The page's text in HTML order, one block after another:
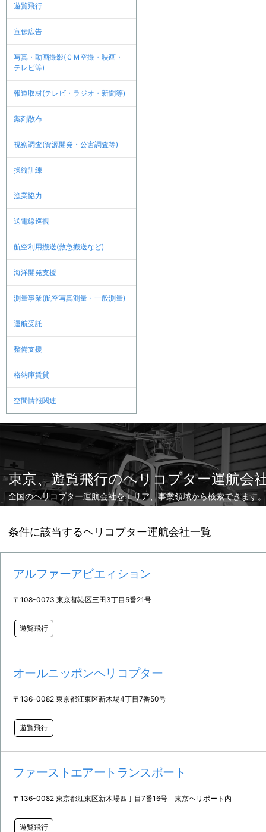
遊覧飛行
宣伝広告
写真・動画撮影(ＣＭ空撮・映画・
テレビ等)
報道取材(テレビ・ラジオ・新聞等)
薬剤散布
視察調査(資源開発・公害調査等)
操縦訓練
漁業協力
送電線巡視
航空利用搬送(救急搬送など)
海洋開発支援
測量事業(航空写真測量・一般測量)
運航受託
整備支援
格納庫賃貸
空間情報関連
東京、遊覧飛行のヘリコプター運航会
全国のヘリコプター運航会社をエリア、事業領域から検索できます。
条件に該当するヘリコプター運航会社一覧
アルファーアビエィション
〒108-0073 東京都港区三田3丁目5番21号
遊覧飛行
オールニッポンヘリコプター
〒136-0082 東京都江東区新木場4丁目7番50号
遊覧飛行
ファーストエアートランスポート
〒136-0082 東京都江東区新木場四丁目7番16号 東京ヘリポート内
遊覧飛行